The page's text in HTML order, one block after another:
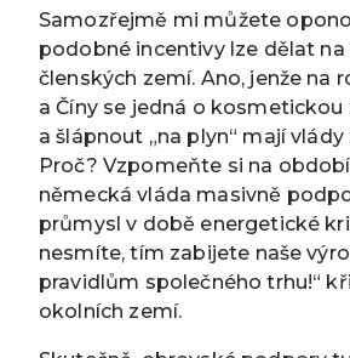
Samozřejmě mi můžete
podobné incentivy lze dělat na
členských zemí. Ano, jenže na
a Číny se jedná o
a šlápnout „na plyn“ mají vlády
Proč? Vzpomeňte si na
německá vláda masivně
průmysl v době energetické
nesmíte, tím zabijete naše
pravidlům společného trhu!“
okolních zemí.